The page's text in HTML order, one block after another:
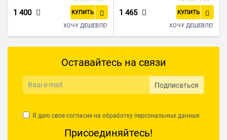
1 400 КУПИТЬ
ХОЧУ ДЕШЕВЛЕ!
1 465 КУПИТЬ
ХОЧУ ДЕШЕВЛЕ!
Оставайтесь на связи
Подписаться
Я даю свое согласие на обработку персональных данных
Присоединяйтесь!